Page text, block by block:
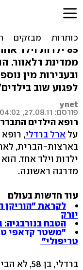
לרופא
85 ילדות וילד
ובעבירות מין
לפגוע שוב
ynet
פורסם: 27.08.11, 04:02
רופא הילדים
על ארל ברדלי, רופא
מדרגה ראשונה.
עוד חדשות בעולם
לקראת "הוריקן
יורק
הטבח בנורבגיה: במכס
"משטר קדאפי
טריפולי"
ברדלי, בן